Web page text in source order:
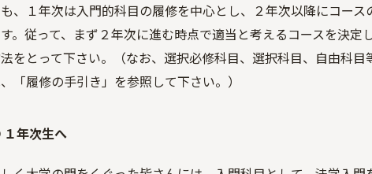
、１年次は入門的科目の履修を中心とし、２年次以降にコー
。従って、まず２年次に進む時点で適当と考えるコースを決
をとって下さい。（なお、選択必修科目、選択科目、自由科
「履修の手引き」を参照して下さい。）
年次生へ